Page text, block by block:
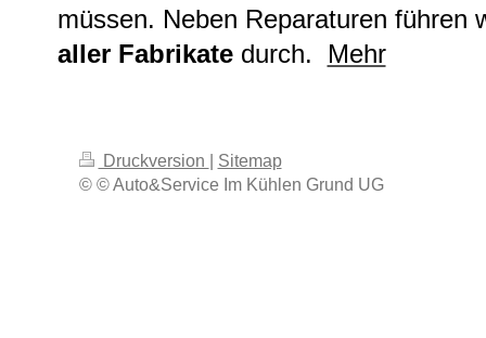
müssen. Neben Reparaturen führen
aller Fabrikatedurch. Mehr
Druckversion
Sitemap
© © Auto&Service Im Kühlen Grund UG